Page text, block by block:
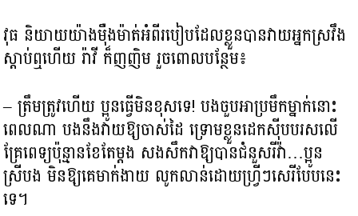
វុធ និយាយយ៉ាងម៉ឺងម៉ាត់អំពីរបៀបដែលខ្លួនបានវាយអ្នកស្រវឹង
ស្ដាប់ឮហើយ រ៉ាវី ក៏ញញិម រួចពោលបន្ថែម៖
– ត្រឹមត្រូវហើយ ប្អូនធ្វើមិនខុសទេ! បងចួបអាប្រមឹកម្នាក់នោះ
ពេលណា បងនឹងវាយឱ្យចាស់ដៃ ទ្រោមខ្លួនដេកស៊ីបបរសលើ
គ្រែពេទ្យប៉ុន្មានខែតែម្ដង សងសឹកវាឱ្យបានជំនួសរីវ៉ា…ប្អូន
ស្រីបង មិនឱ្យគេមាក់ងាយ លូកលាន់ដោយហ្វ្រីៗសេរីបែបនេះ
ទេ។